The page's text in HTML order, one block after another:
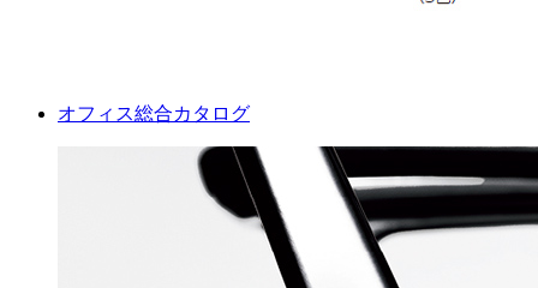
オフィス総合カタログ